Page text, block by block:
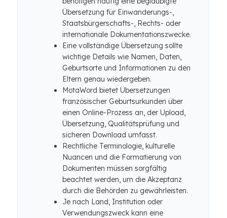
Übersetzung für Einwanderungs-,
Staatsbürgerschafts-, Rechts- oder
internationale Dokumentationszwecke.
Eine vollständige Übersetzung sollte
wichtige Details wie Namen, Daten,
Geburtsorte und Informationen zu den
Eltern genau wiedergeben.
MotaWord bietet Übersetzungen
französischer Geburtsurkunden über
einen Online-Prozess an, der Upload,
Übersetzung, Qualitätsprüfung und
sicheren Download umfasst.
Rechtliche Terminologie, kulturelle
Nuancen und die Formatierung von
Dokumenten müssen sorgfältig
beachtet werden, um die Akzeptanz
durch die Behörden zu gewährleisten.
Je nach Land, Institution oder
Verwendungszweck kann eine